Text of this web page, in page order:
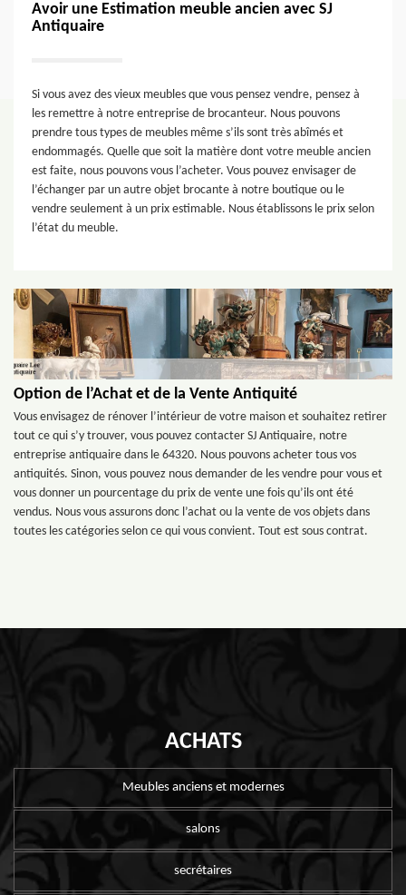
Avoir une Estimation meuble ancien avec SJ
Antiquaire
Si vous avez des vieux meubles que vous pensez vendre, pensez à
les remettre à notre entreprise de brocanteur. Nous pouvons
prendre tous types de meubles même s’ils sont très abîmés et
endommagés. Quelle que soit la matière dont votre meuble ancien
est faite, nous pouvons vous l’acheter. Vous pouvez envisager de
l’échanger par un autre objet brocante à notre boutique ou le
vendre seulement à un prix estimable. Nous établissons le prix selon
l’état du meuble.
Option de l’Achat et de la Vente Antiquité
Vous envisagez de rénover l’intérieur de votre maison et souhaitez retirer
tout ce qui s’y trouver, vous pouvez contacter SJ Antiquaire, notre
entreprise antiquaire dans le 64320. Nous pouvons acheter tous vos
antiquités. Sinon, vous pouvez nous demander de les vendre pour vous et
vous donner un pourcentage du prix de vente une fois qu’ils ont été
vendus. Nous vous assurons donc l’achat ou la vente de vos objets dans
toutes les catégories selon ce qui vous convient. Tout est sous contrat.
ACHATS
Meubles anciens et modernes
salons
secrétaires